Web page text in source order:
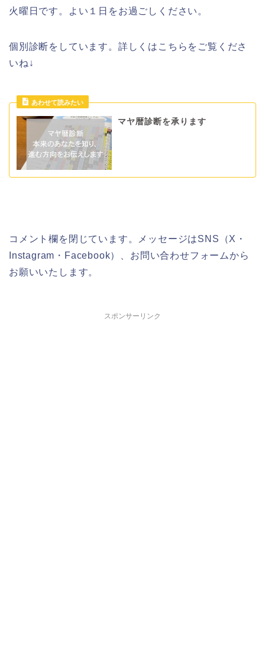
火曜日です。よい１日をお過ごしください。
個別診断をしています。詳しくはこちらをご覧くださ
いね↓
マヤ暦診断を承ります
コメント欄を閉じています。メッセージはSNS（X・
Instagram・Facebook）、お問い合わせフォームから
お願いいたします。
スポンサーリンク